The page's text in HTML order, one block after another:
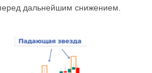
дальнейшим снижением.